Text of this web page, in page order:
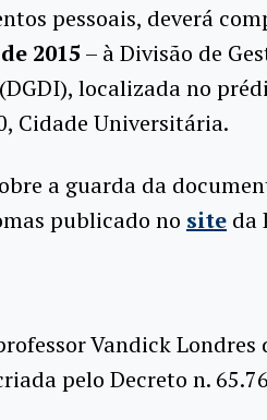
pessoais, deverá
2015 – à Divisão de
localizada no
Cidade Universitária.
a guarda da
publicado no site da
Vandick Londres
pelo Decreto n.